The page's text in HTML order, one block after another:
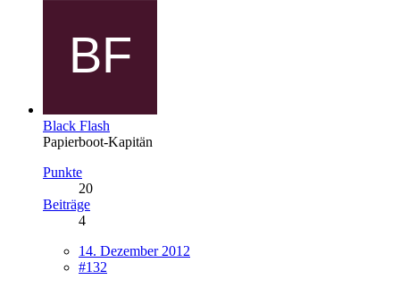
Black Flash
Papierboot-Kapitän
Punkte
20
Beiträge
4
14. Dezember 2012
#132